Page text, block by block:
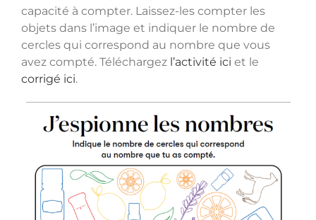
capacité à compter. Laissez-les compter les
objets dans l’image et indiquer le nombre de
cercles qui correspond au nombre que vous
avez compté. Téléchargez l’activité ici et le
corrigé ici.